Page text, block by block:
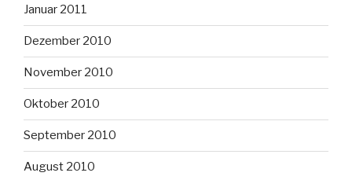
Januar 2011
Dezember 2010
November 2010
Oktober 2010
September 2010
August 2010